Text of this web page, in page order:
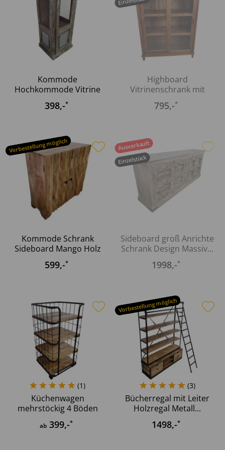
Kommode
Hochkommode Vitrine
Glas Massiv Holz...
398,-*
Highboard
Vitrinenschrank mit
Schiebetüren Teak...
795,-*
Vorbestellung möglich
Kommode Schrank
Sideboard Mango Holz
geschnitzt...
599,-*
Ausverkauft
Einzelstück
Sideboard groß Anrichte
Schrank Design Massiv...
1998,-*
(1)
Küchenwagen
mehrstöckig 4 Böden
Rollen Regal...
ab 399,-*
Vorbestellung möglich
(3)
Bücherregal mit Leiter
Holzregal Metall...
1498,-*